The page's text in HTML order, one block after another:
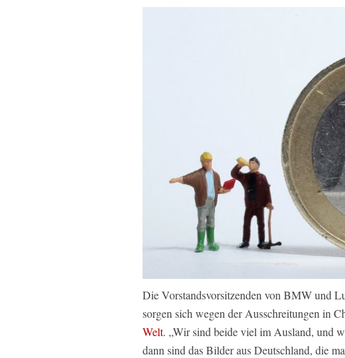
Die Vorstandsvorsitzenden von BMW und
sorgen sich wegen der Ausschreitungen in
Welt. „Wir sind beide viel im Ausland, und
dann sind das Bilder aus Deutschland, die